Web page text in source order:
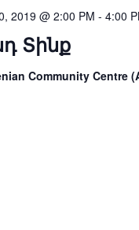
Տինք
2019 @ 2:00 PM - 4:00
Community Centre